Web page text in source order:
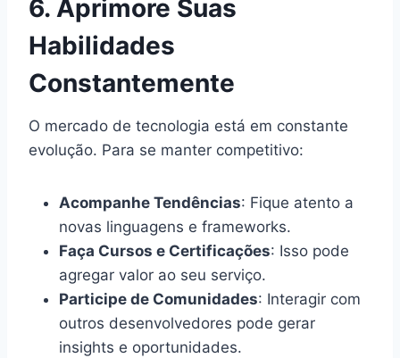
6. Aprimore Suas
Habilidades
Constantemente
O mercado de tecnologia está em constante
evolução. Para se manter competitivo:
Acompanhe Tendências: Fique atento a
novas linguagens e frameworks.
Faça Cursos e Certificações: Isso pode
agregar valor ao seu serviço.
Participe de Comunidades: Interagir com
outros desenvolvedores pode gerar
insights e oportunidades.